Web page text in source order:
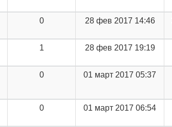
0 28 фев 2017 14:46
1 28 фев 2017 19:19
0 01 март 2017 05:37
0 01 март 2017 06:54